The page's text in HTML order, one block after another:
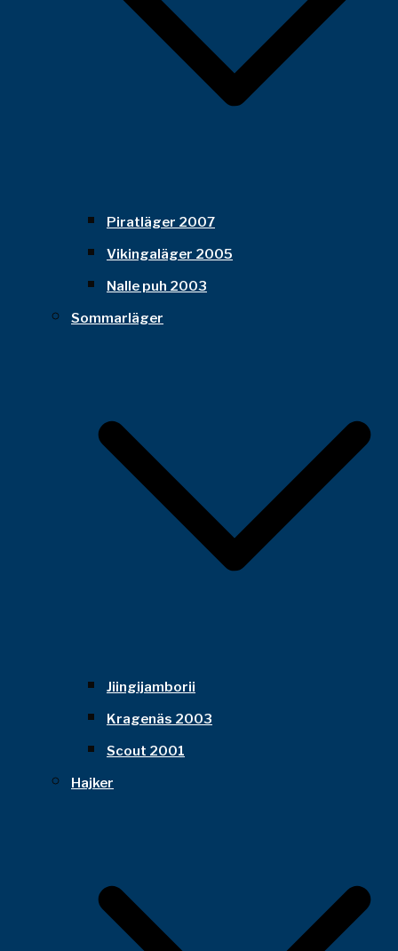
Piratläger 2007
Vikingaläger 2005
Nalle puh 2003
Sommarläger
Jiingijamborii
Kragenäs 2003
Scout 2001
Hajker